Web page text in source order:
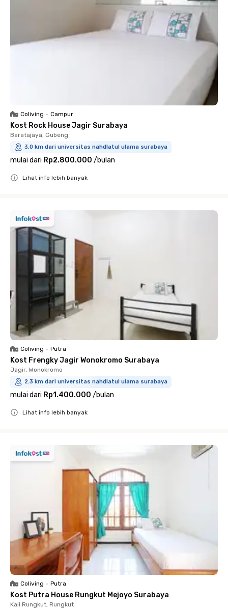
Coliving • Campur
Kost Rock House Jagir Surabaya
Baratajaya, Gubeng
3.0 km dari universitas nahdlatul ulama surabaya
mulai dari Rp2.800.000 /bulan
Lihat info lebih banyak
Coliving • Putra
Kost Frengky Jagir Wonokromo Surabaya
Jagir, Wonokromo
2.3 km dari universitas nahdlatul ulama surabaya
mulai dari Rp1.400.000 /bulan
Lihat info lebih banyak
Coliving • Putra
Kost Putra House Rungkut Mejoyo Surabaya
Kali Rungkut, Rungkut